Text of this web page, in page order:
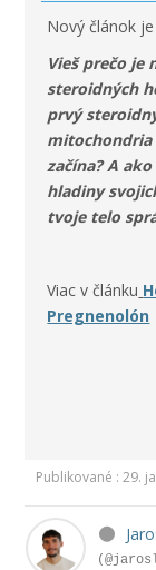
Nový článok
Vieš prečo je
steroidných
prvý
mitochondria
začína? A
hladiny
tvoje telo
Viac v článku
Pregnenolón
Publikované : 29.